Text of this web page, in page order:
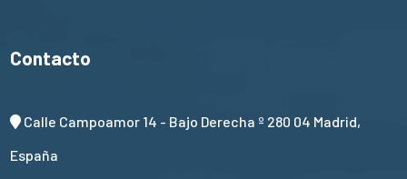
Contacto
Calle Campoamor 14 - Bajo Derecha º 280 04 Madrid,
España